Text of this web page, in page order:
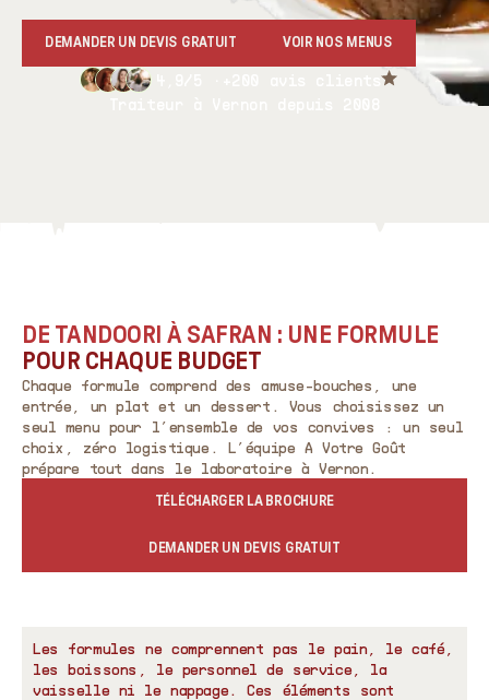
DEMANDER UN DEVIS GRATUIT VOIR NOS MENUS
+200 avis clients
DE TANDOORI À SAFRAN : UNE FORMULE
POUR CHAQUE BUDGET
Chaque formule comprend des amuse-bouches, une
entrée, un plat et un dessert. Vous choisissez un
seul menu pour l’ensemble de vos convives : un seul
choix, zéro logistique. L’équipe A Votre Goût
prépare tout dans le laboratoire à Vernon.
TÉLÉCHARGER LA BROCHURE
DEMANDER UN DEVIS GRATUIT
Les formules ne comprennent pas le pain, le café,
les boissons, le personnel de service, la
vaisselle ni le nappage. Ces éléments sont